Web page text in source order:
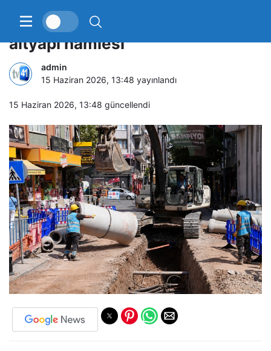
İSU’dan Darıca’da kapsamlı
altyapı hamlesi
admin
15 Haziran 2026, 13:48 yayınlandı
15 Haziran 2026, 13:48 güncellendi